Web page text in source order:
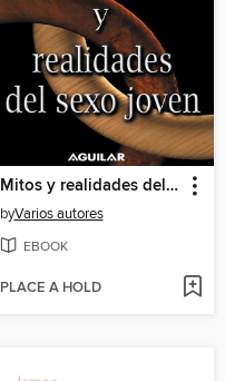
Mitos y realidades del sexo joven
byVarios autores
EBOOK
PLACE A HOLD